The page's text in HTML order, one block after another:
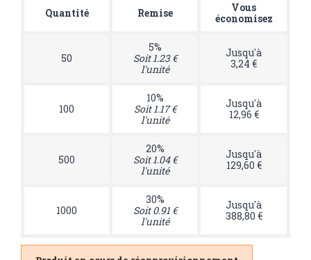
Quantité
Remise
Vous
économisez
50
5%
Soit 1.23 €
l'unité
Jusqu'à
3,24 €
100
10%
Soit 1.17 €
l'unité
Jusqu'à
12,96 €
500
20%
Soit 1.04 €
l'unité
Jusqu'à
129,60 €
1000
30%
Soit 0.91 €
l'unité
Jusqu'à
388,80 €